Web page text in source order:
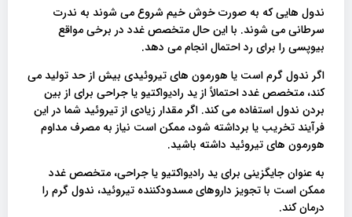
ندول هایی که به صورت خوش خیم شروع می شوند به ندرت
سرطانی می شوند. با این حال متخصص غدد در برخی مواقع
بیوپسی را برای رد احتمال انجام می دهد.
اگر ندول گرم است یا هورمون های تیروئیدی بیش از حد تولید می
کند، متخصص غدد احتمالاً از ید رادیواکتیو یا جراحی برای از بین
بردن ندول استفاده می کند. اگر مقدار زیادی از تیروئید شما در این
فرآیند تخریب یا برداشته شود، ممکن است نیاز به مصرف مداوم
هورمون های تیروئید داشته باشید.
به عنوان جایگزینی برای ید رادیواکتیو یا جراحی، متخصص غدد
ممکن است با تجویز داروهای مسدودکننده تیروئید، ندول گرم را
درمان کند.